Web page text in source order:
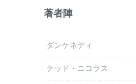
著者陣
ダンケネディ
テッド・ニコラス